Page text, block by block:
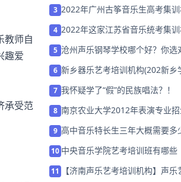
师自
趣爱
承受范
3 2022年广州古筝音乐生高考集训
4 2022年这家江苏省音乐统考集训
5 沧州声乐钢琴学校哪个好？你选
6 新乡器乐艺考培训机构(202新乡
7 我怀疑学了“假”的民族唱法？！
8 南京农业大学2012年表演专业
9 高中音乐特长生三年大概需要多
10 中央音乐学院艺考培训班有哪些
11
【济南声乐艺考培训机构】声乐